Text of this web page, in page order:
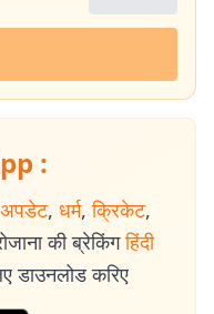
:
, धर्म, क्रिकेट,
की ब्रेकिंग हिंदी
डाउनलोड करिए